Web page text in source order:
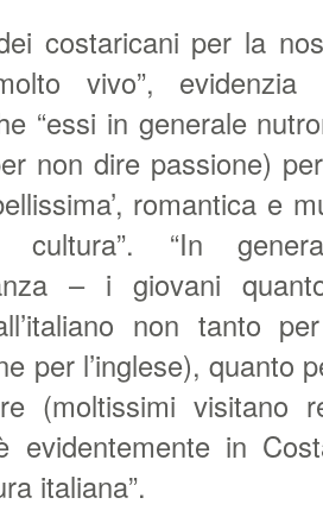
dei costaricani per la
vivo”, evidenzia
“essi in generale
non dire passione)
romantica e
cultura”. “In
– i giovani
non tanto
per l’inglese), quanto
(moltissimi visitano
evidentemente in
italiana”.